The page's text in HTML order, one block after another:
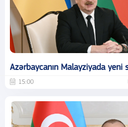
Azərbaycanın Malayziyada
15:00